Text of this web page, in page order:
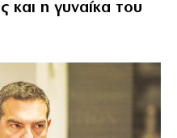
και η γυναίκα του